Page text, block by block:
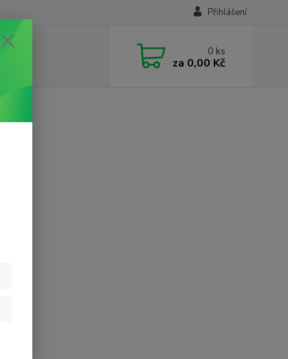
Přihlášení
0 ks
za 0,00 Kč